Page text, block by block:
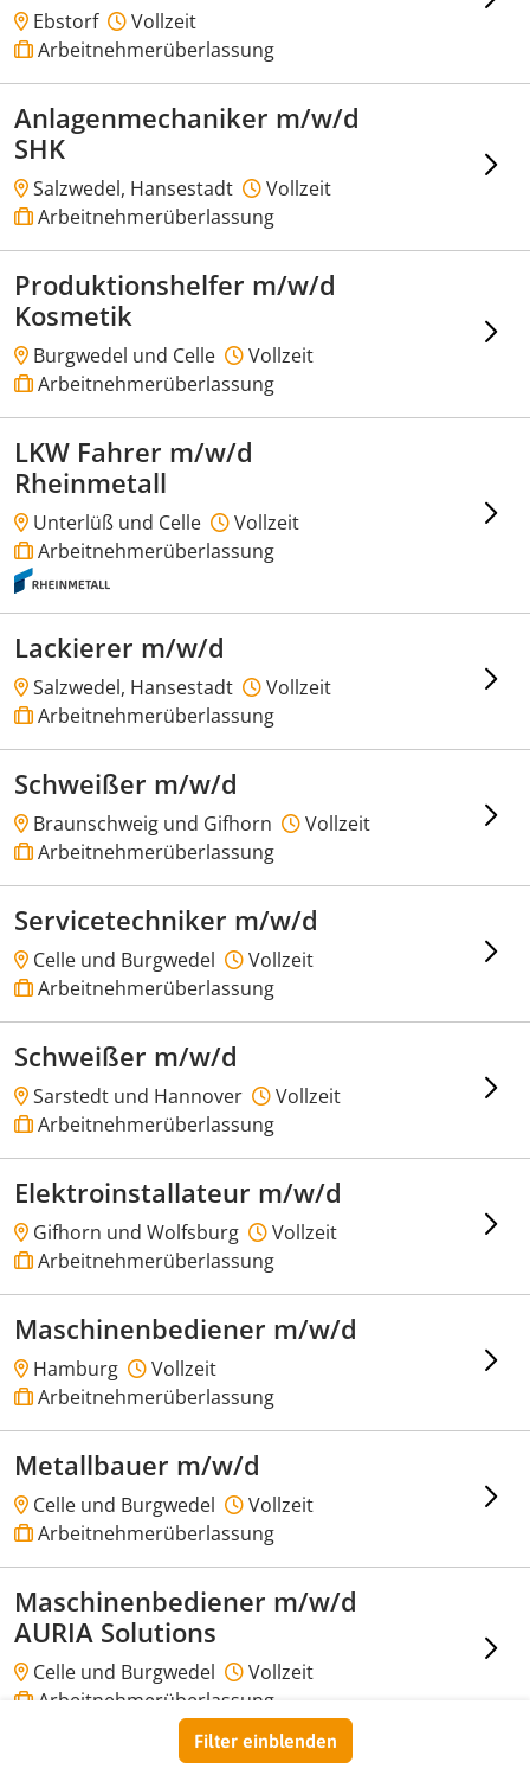
Filter einblenden
Ebstorf
Vollzeit
Arbeitnehmerüberlassung
Anlagenmechaniker m/w/d
SHK
Salzwedel, Hansestadt
Vollzeit
Arbeitnehmerüberlassung
Produktionshelfer m/w/d
Kosmetik
Burgwedel und Celle
Vollzeit
Arbeitnehmerüberlassung
LKW Fahrer m/w/d
Rheinmetall
Unterlüß und Celle
Vollzeit
Arbeitnehmerüberlassung
Lackierer m/w/d
Salzwedel, Hansestadt
Vollzeit
Arbeitnehmerüberlassung
Schweißer m/w/d
Braunschweig und Gifhorn
Vollzeit
Arbeitnehmerüberlassung
Servicetechniker m/w/d
Celle und Burgwedel
Vollzeit
Arbeitnehmerüberlassung
Schweißer m/w/d
Sarstedt und Hannover
Vollzeit
Arbeitnehmerüberlassung
Elektroinstallateur m/w/d
Gifhorn und Wolfsburg
Vollzeit
Arbeitnehmerüberlassung
Maschinenbediener m/w/d
Hamburg
Vollzeit
Arbeitnehmerüberlassung
Metallbauer m/w/d
Celle und Burgwedel
Vollzeit
Arbeitnehmerüberlassung
Maschinenbediener m/w/d
AURIA Solutions
Celle und Burgwedel
Vollzeit
Arbeitnehmerüberlassung
KFZ Mechatroniker m/w/d